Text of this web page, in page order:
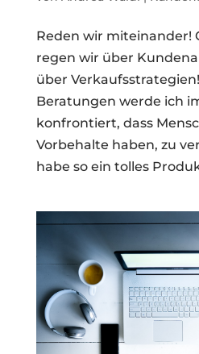
Reden wir miteinander!
regen wir über
über
Beratungen werde ich
konfrontiert, dass
Vorbehalte haben, zu
habe so ein tolles